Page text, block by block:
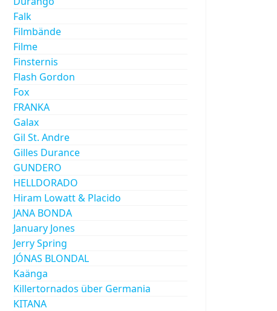
Falk
Filmbände
Filme
Finsternis
Flash Gordon
Fox
FRANKA
Galax
Gil St. Andre
Gilles Durance
GUNDERO
HELLDORADO
Hiram Lowatt & Placido
JANA BONDA
January Jones
Jerry Spring
JÓNAS BLONDAL
Kaänga
Killertornados über Germania
KITANA